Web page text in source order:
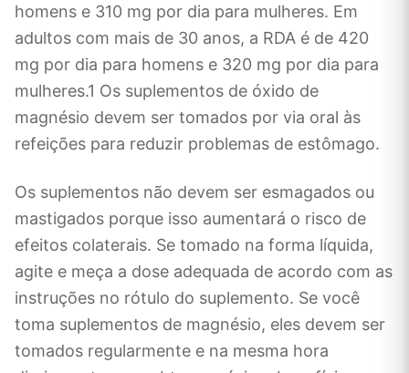
homens e 310 mg por dia para mulheres. Em
adultos com mais de 30 anos, a RDA é de 420
mg por dia para homens e 320 mg por dia para
mulheres.1 Os suplementos de óxido de
magnésio devem ser tomados por via oral às
refeições para reduzir problemas de estômago.
Os suplementos não devem ser esmagados ou
mastigados porque isso aumentará o risco de
efeitos colaterais. Se tomado na forma líquida,
agite e meça a dose adequada de acordo com as
instruções no rótulo do suplemento. Se você
toma suplementos de magnésio, eles devem ser
tomados regularmente e na mesma hora